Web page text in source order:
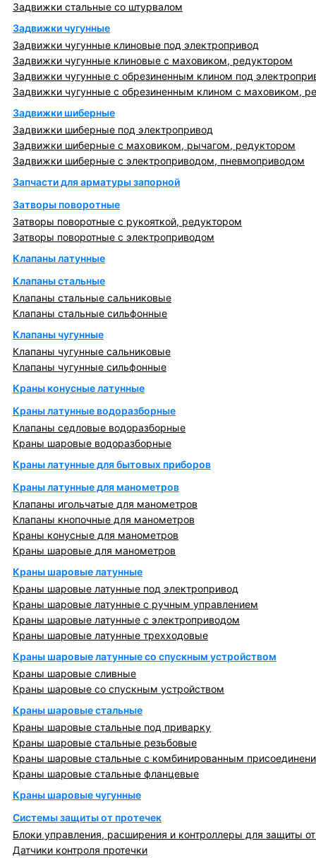
Задвижки стальные со штурвалом
Задвижки чугунные
Задвижки чугунные клиновые под электропривод
Задвижки чугунные клиновые с маховиком, редуктором
Задвижки чугунные с обрезиненным клином под
Задвижки чугунные с обрезиненным клином с маховиком,
Задвижки шиберные
Задвижки шиберные под электропривод
Задвижки шиберные с маховиком, рычагом, редуктором
Задвижки шиберные с электроприводом, пневмоприводом
Запчасти для арматуры запорной
Затворы поворотные
Затворы поворотные с рукояткой, редуктором
Затворы поворотные с электроприводом
Клапаны латунные
Клапаны стальные
Клапаны стальные сальниковые
Клапаны стальные сильфонные
Клапаны чугунные
Клапаны чугунные сальниковые
Клапаны чугунные сильфонные
Краны конусные латунные
Краны латунные водоразборные
Клапаны седловые водоразборные
Краны шаровые водоразборные
Краны латунные для бытовых приборов
Краны латунные для манометров
Клапаны игольчатые для манометров
Клапаны кнопочные для манометров
Краны конусные для манометров
Краны шаровые для манометров
Краны шаровые латунные
Краны шаровые латунные под электропривод
Краны шаровые латунные с ручным управлением
Краны шаровые латунные с электроприводом
Краны шаровые латунные трехходовые
Краны шаровые латунные со спускным устройством
Краны шаровые сливные
Краны шаровые со спускным устройством
Краны шаровые стальные
Краны шаровые стальные под приварку
Краны шаровые стальные резьбовые
Краны шаровые стальные с комбинированным
Краны шаровые стальные фланцевые
Краны шаровые чугунные
Системы защиты от протечек
Блоки управления, расширения и контроллеры для защиты
Датчики контроля протечки